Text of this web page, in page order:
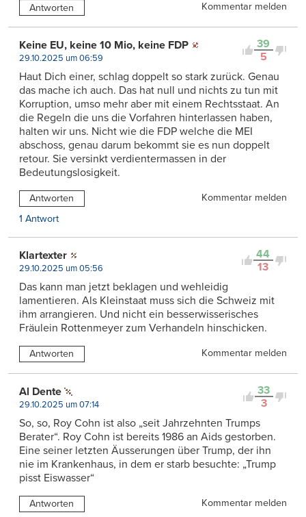
Antworten Kommentar melden
39
5
Keine EU, keine 10 Mio, keine FDP
29.10.2025 um 06:59
Haut Dich einer, schlag doppelt so stark zurück. Genau
das mache ich auch. Das hat null und nichts zu tun mit
Korruption, umso mehr aber mit einem Rechtsstaat. An
die Regeln die uns die Vorfahren hinterlassen haben,
halten wir uns. Nicht wie die FDP welche die MEI
abschoss, genau darum bekommt sie es nun doppelt
retour. Sie versinkt verdientermassen in der
Bedeutungslosigkeit.
Antworten
Kommentar melden
1 Antwort
44
13
Klartexter
29.10.2025 um 05:56
Das kann man jetzt beklagen und wehleidig
lamentieren. Als Kleinstaat muss sich die Schweiz mit
ihm arrangieren. Und nicht ein besserwisserisches
Fräulein Rottenmeyer zum Verhandeln hinschicken.
Antworten Kommentar melden
33
3
Al Dente
29.10.2025 um 07:14
So, so, Roy Cohn ist also „seit Jahrzehnten Trumps
Berater“. Roy Cohn ist bereits 1986 an Aids gestorben.
Eine seiner letzten Äusserungen über Trump, der ihn
nie im Krankenhaus, in dem er starb besuchte: „Trump
pisst Eiswasser“
Antworten Kommentar melden